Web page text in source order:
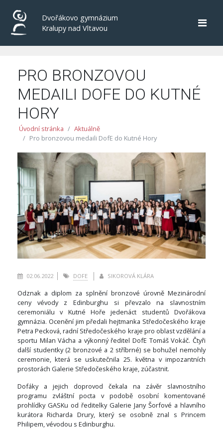
Dvořákovo gymnázium
Kralupy nad Vltavou
PRO BRONZOVOU
MEDAILI DOFE DO KUTNÉ
HORY
Úvodní stránka
Aktuálně
Pro bronzovou medaili DofE do Kutné Hory
02.06.2022 DOFE SIKOROVÁ KLÁRA
Odznak a diplom za splnění bronzové úrovně Mezinárodní
ceny vévody z Edinburghu si převzalo na slavnostním
ceremoniálu v Kutné Hoře jedenáct studentů Dvořákova
gymnázia. Ocenění jim předali hejtmanka Středočeského kraje
Petra Pecková, radní Středočeského kraje pro oblast vzdělání a
sportu Milan Vácha a výkonný ředitel DofE Tomáš Vokáč. Čtyři
další studentky (2 bronzové a 2 stříbrné) se bohužel nemohly
ceremonie, která se uskutečnila 25. května v impozantních
prostorách Galerie Středočeského kraje, zúčastnit.
Dofáky a jejich doprovod čekala na závěr slavnostního
programu zvláštní pocta v podobě osobní komentované
prohlídky GASKu od ředitelky Galerie Jany Šorfové a hlavního
kurátora Richarda Drury, který se osobně znal s Princem
Philipem, vévodou s Edinburghu.